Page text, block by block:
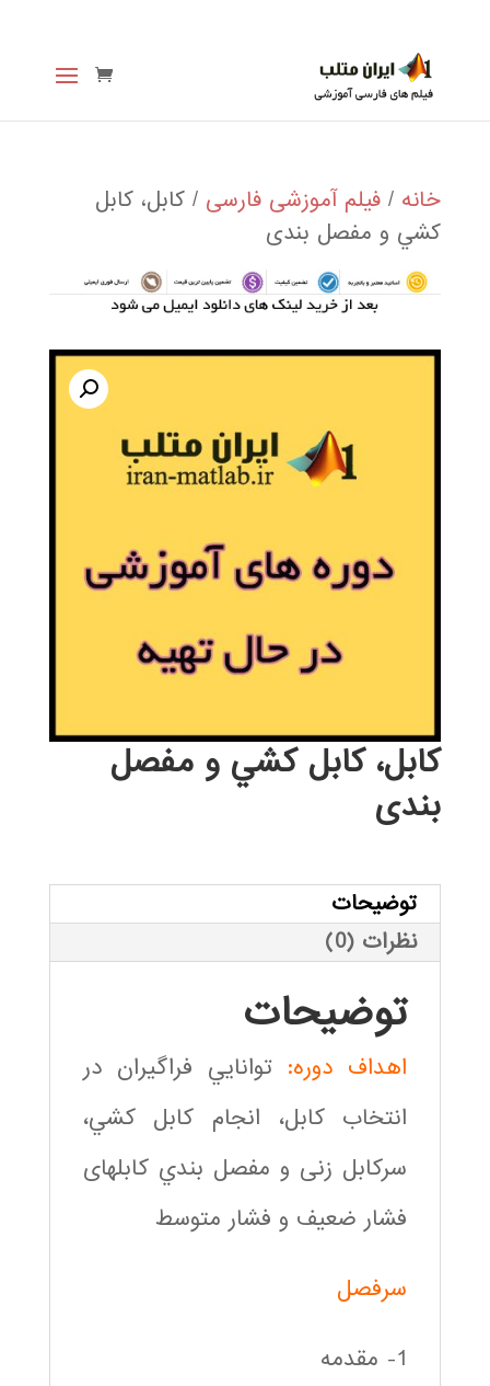
خانه / فیلم آموزشی فارسی / كابل، كابل
كشي و مفصل بندی
كابل، كابل كشي و مفصل
بندی
توضیحات
نظرات (0)
توضیحات
اهداف دوره: توانايي فراگيران در
انتخاب کابل، انجام كابل كشي،
سرکابل زنی و مفصل بندي کابلهای
فشار ضعیف و فشار متوسط
سرفصل
1- مقدمه